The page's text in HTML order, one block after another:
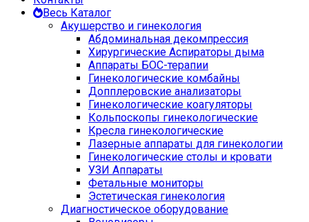
Весь Каталог
Акушерство и гинекология
Абдоминальная декомпрессия
Хирургические Аспираторы дыма
Аппараты БОС-терапии
Гинекологические комбайны
Допплеровские анализаторы
Гинекологические коагуляторы
Кольпоскопы гинекологические
Кресла гинекологические
Лазерные аппараты для гинекологии
Гинекологические столы и кровати
УЗИ Аппараты
Фетальные мониторы
Эстетическая гинекология
Диагностическое оборудование